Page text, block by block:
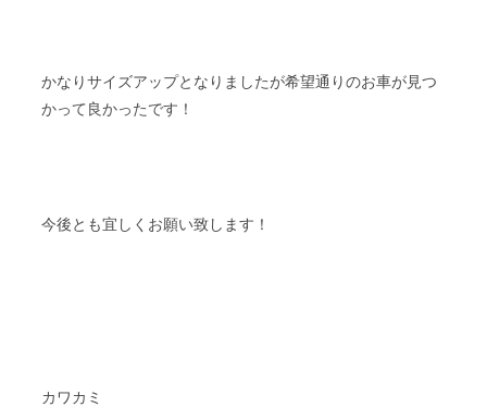
かなりサイズアップとなりましたが希望通りのお車が見つ
かって良かったです！
今後とも宜しくお願い致します！
カワカミ